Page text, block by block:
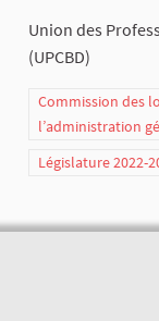
Union des
(UPCBD)
Commission des
l’administration
Législature 2022-